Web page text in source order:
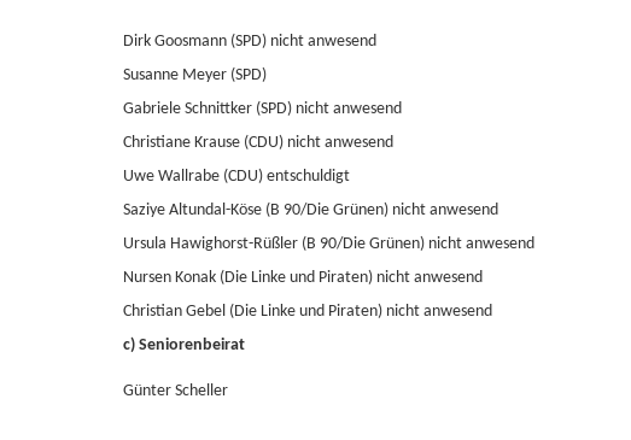
Dirk Goosmann (SPD) nicht anwesend
Susanne Meyer (SPD)
Gabriele Schnittker (SPD) nicht anwesend
Christiane Krause (CDU) nicht anwesend
Uwe Wallrabe (CDU) entschuldigt
Saziye Altundal-Köse (B 90/Die Grünen) nicht anwesend
Ursula Hawighorst-Rüßler (B 90/Die Grünen) nicht anwesend
Nursen Konak (Die Linke und Piraten) nicht anwesend
Christian Gebel (Die Linke und Piraten) nicht anwesend
c) Seniorenbeirat
Günter Scheller